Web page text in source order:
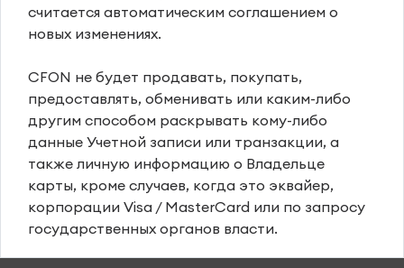
считается автоматическим соглашением о
новых изменениях.
CFON не будет продавать, покупать,
предоставлять, обменивать или каким-либо
другим способом раскрывать кому-либо
данные Учетной записи или транзакции, а
также личную информацию о Владельце
карты, кроме случаев, когда это эквайер,
корпорации Visa / MasterCard или по запросу
государственных органов власти.